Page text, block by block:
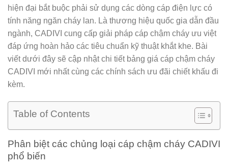
hiện đại bắt buộc phải sử dụng các dòng cáp điện lực có
tính năng ngăn cháy lan. Là thương hiệu quốc gia dẫn đầu
ngành, CADIVI cung cấp giải pháp cáp chậm cháy ưu việt
đáp ứng hoàn hảo các tiêu chuẩn kỹ thuật khắt khe. Bài
viết dưới đây sẽ cập nhật chi tiết bảng giá cáp chậm cháy
CADIVI mới nhất cùng các chính sách ưu đãi chiết khấu đi
kèm.
Table of Contents
Phân biệt các chủng loại cáp chậm cháy CADIVI
phổ biến